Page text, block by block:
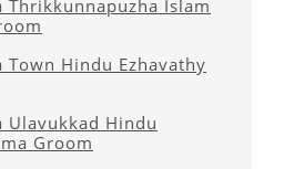
Thrikkunnapuzha Islam
Town Hindu Ezhavathy
Ulavukkad Hindu
Groom